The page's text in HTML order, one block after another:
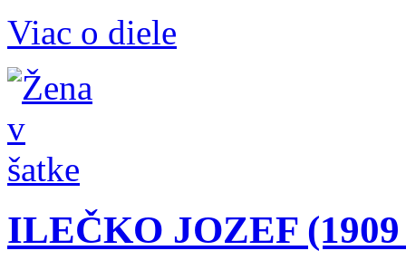
Viac o diele
ILEČKO JOZEF (1909